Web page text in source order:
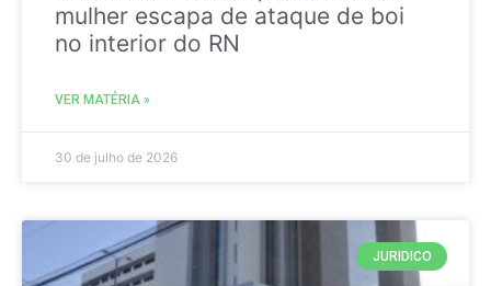
mulher escapa de ataque de boi
no interior do RN
VER MATÉRIA »
30 de julho de 2026
JURIDICO